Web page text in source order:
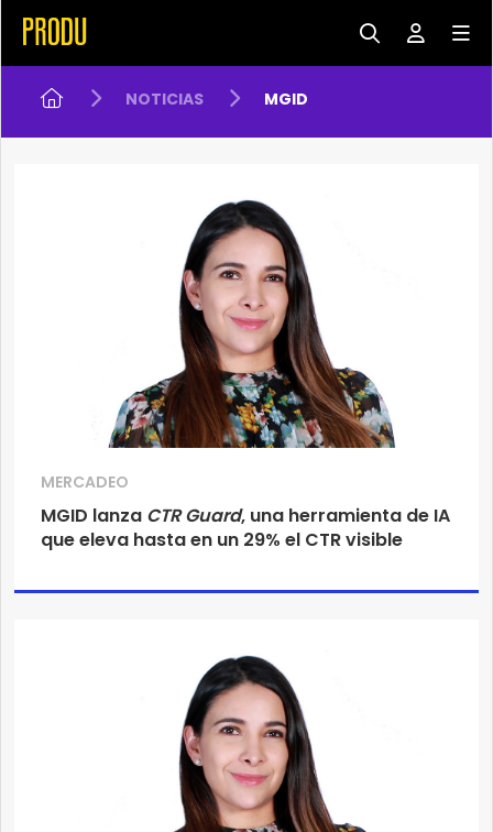
NOTICIAS MGID
MERCADEO
MGID lanza CTR Guard, una herramienta de IA
que eleva hasta en un 29% el CTR visible